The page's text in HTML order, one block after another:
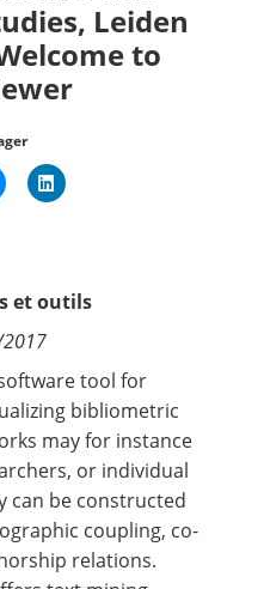
Leiden
to
et outils
tool for
bibliometric
may for instance
or individual
can be constructed
coupling, co-
relations.